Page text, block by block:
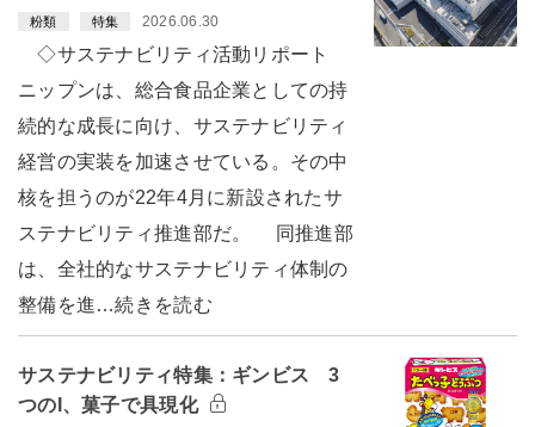
粉類 特集 2026.06.30
◇サステナビリティ活動リポート
ニップンは、総合食品企業としての持
続的な成長に向け、サステナビリティ
経営の実装を加速させている。その中
核を担うのが22年4月に新設されたサ
ステナビリティ推進部だ。 同推進部
は、全社的なサステナビリティ体制の
整備を進…続きを読む
サステナビリティ特集：ギンビス 3
つのI、菓子で具現化